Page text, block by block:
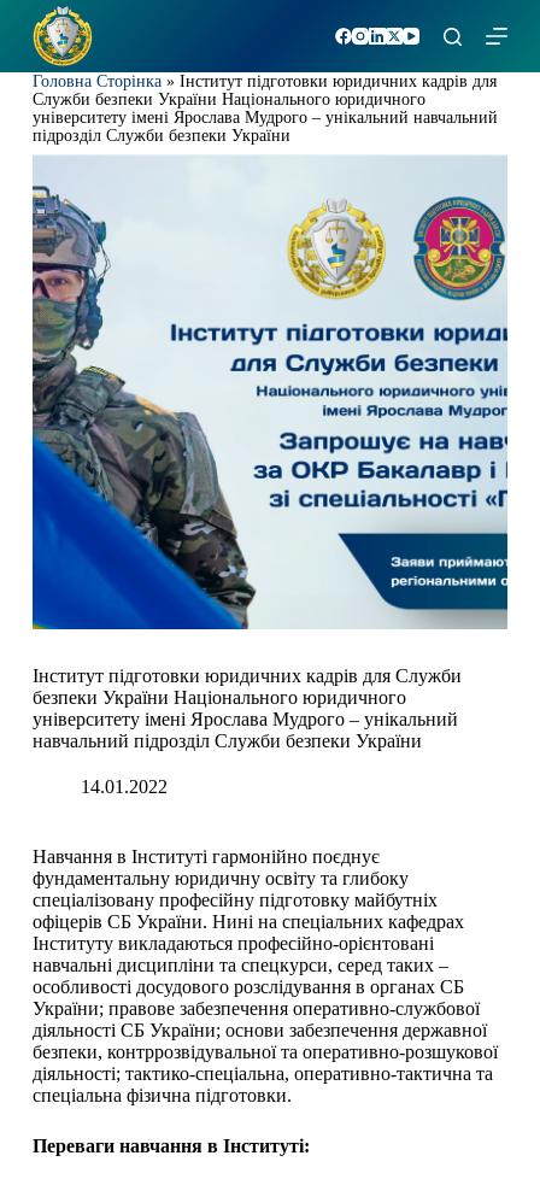
П
й
и
о
в
м
у
Головна Сторінка» Інститут підготовки юридичних кадрів для
Служби безпеки України Національного юридичного
університету імені Ярослава Мудрого – унікальний навчальний
підрозділ Служби безпеки України
Інститут підготовки юридичних кадрів для Служби
безпеки України Національного юридичного
університету імені Ярослава Мудрого – унікальний
навчальний підрозділ Служби безпеки України
14.01.2022
Навчання в Інституті гармонійно поєднує
фундаментальну юридичну освіту та глибоку
спеціалізовану професійну підготовку майбутніх
офіцерів СБ України. Нині на спеціальних кафедрах
Інституту викладаються професійно-орієнтовані
навчальні дисципліни та спецкурси, серед таких –
особливості досудового розслідування в органах СБ
України; правове забезпечення оперативно-службової
діяльності СБ України; основи забезпечення державної
безпеки, контррозвідувальної та оперативно-розшукової
діяльності; тактико-спеціальна, оперативно-тактична та
спеціальна фізична підготовки.
Переваги навчання в Інституті: